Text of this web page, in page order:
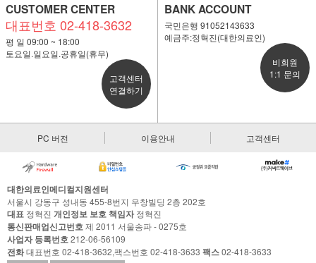
CUSTOMER CENTER
대표번호 02-418-3632
평 일 09:00 ~ 18:00
토요일.일요일.공휴일(휴무)
고객센터
연결하기
BANK ACCOUNT
국민은행 91052143633
예금주:정혁진(대한의료인)
비회원
1:1 문의
PC 버전 이용안내 고객센터
대한의료인메디컬지원센터
서울시 강동구 성내동 455-8번지 우창빌딩 2층 202호
대표 정혁진 개인정보 보호 책임자정혁진
통신판매업신고번호제 2011 서울송파 - 0275호
사업자 등록번호212-06-56109
전화대표번호 02-418-3632,팩스번호 02-418-3633 팩스02-418-3633